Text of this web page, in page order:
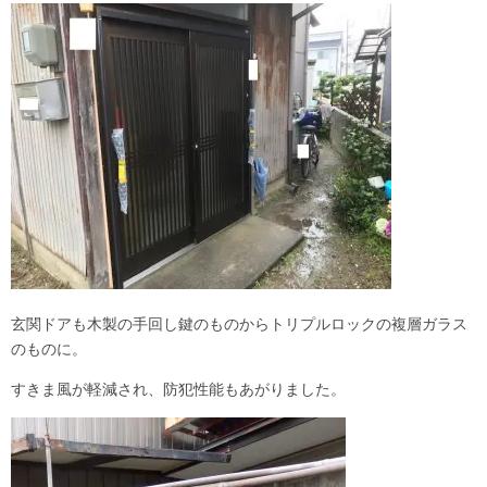
玄関ドアも木製の手回し鍵のものからトリプルロックの複層ガラス
のものに。
すきま風が軽減され、防犯性能もあがりました。